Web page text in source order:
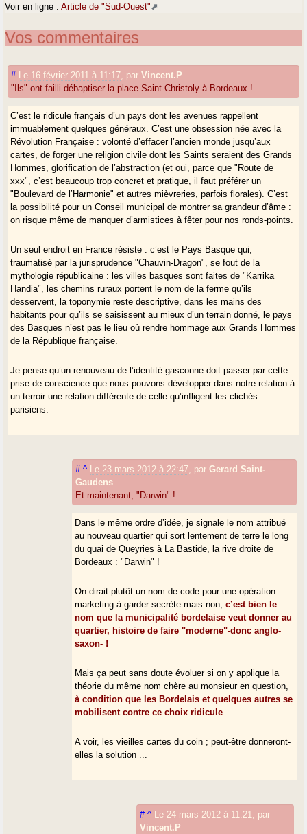
Voir en ligne :Article de "Sud-Ouest"
Vos commentaires
# Le 16 février 2011 à 11:17 parVincent.P
"Ils" ont failli débaptiser la place Saint-Christoly à Bordeaux !
C’est le ridicule français d’un pays dont les avenues rappellent
immuablement quelques généraux. C’est une obsession née avec la
Révolution Française : volonté d’effacer l’ancien monde jusqu’aux
cartes, de forger une religion civile dont les Saints seraient des Grands
Hommes, glorification de l’abstraction (et oui, parce que "Route de
xxx", c’est beaucoup trop concret et pratique, il faut préférer un
"Boulevard de l’Harmonie" et autres mièvreries, parfois florales). C’est
la possibilité pour un Conseil municipal de montrer sa grandeur d’âme :
on risque même de manquer d’armistices à fêter pour nos ronds-points.
Un seul endroit en France résiste : c’est le Pays Basque qui,
traumatisé par la jurisprudence "Chauvin-Dragon", se fout de la
mythologie républicaine : les villes basques sont faites de "Karrika
Handia", les chemins ruraux portent le nom de la ferme qu’ils
desservent, la toponymie reste descriptive, dans les mains des
habitants pour qu’ils se saisissent au mieux d’un terrain donné, le pays
des Basques n’est pas le lieu où rendre hommage aux Grands Hommes
de la République française.
Je pense qu’un renouveau de l’identité gasconne doit passer par cette
prise de conscience que nous pouvons développer dans notre relation à
un terroir une relation différente de celle qu’infligent les clichés
parisiens.
# ^ Le 23 mars 2012 à 22:47 parGerard Saint-
Gaudens
Et maintenant, "Darwin" !
Dans le même ordre d’idée, je signale le nom attribué
au nouveau quartier qui sort lentement de terre le long
du quai de Queyries à La Bastide, la rive droite de
Bordeaux : "Darwin" !
On dirait plutôt un nom de code pour une opération
marketing à garder secrète mais non,c’est bien le
nom que la municipalité bordelaise veut donner au
quartier, histoire de faire "moderne"-donc anglo-
saxon- !
Mais ça peut sans doute évoluer si on y applique la
théorie du même nom chère au monsieur en question,
à condition que les Bordelais et quelques autres se
mobilisent contre ce choix ridicule
A voir, les vieilles cartes du coin ; peut-être donneront-
elles la solution ...
# ^ Le 24 mars 2012 à 11:21
par
Vincent.P